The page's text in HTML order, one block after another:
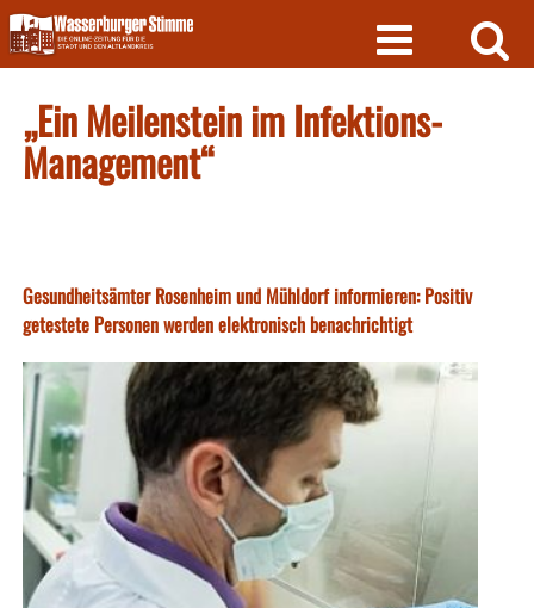
Skip
to
content
„Ein Meilenstein im Infektions-
Management“
Gesundheitsämter Rosenheim und Mühldorf informieren: Positiv
getestete Personen werden elektronisch benachrichtigt